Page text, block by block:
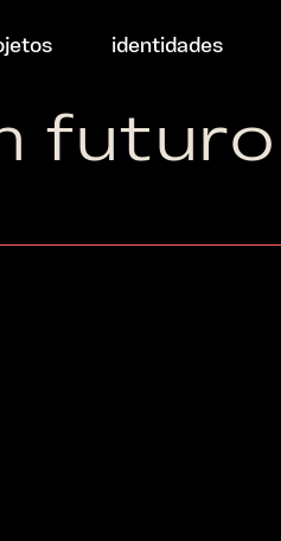
identidades
futuro